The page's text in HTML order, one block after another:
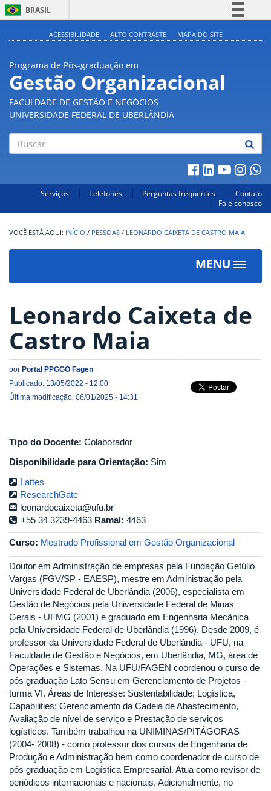
BRASIL
Acesso à informação
ACESSIBILIDADE ALTO CONTRASTE MAPA DO SITE
Programa de Pós-graduação em
Gestão Organizacional
FACULDADE DE GESTÃO E NEGÓCIOS
UNIVERSIDADE FEDERAL DE UBERLÂNDIA
Serviços Telefones Perguntas frequentes
Contato
Fale conosco
INÍCIO / PESSOAS / LEONARDO CAIXETA DE CASTRO MAIA
MENU
Toggle
Leonardo Caixeta de
Castro Maia
por Portal PPGGO Fagen
Publicado: 13/05/2022 - 12:00
Última modificação: 06/01/2025 - 14:31
Tipo do Docente: Colaborador
Disponibilidade para Orientação: Sim
Lattes
ResearchGate
leonardocaixeta@ufu.br
+55 34 3239-4463 Ramal: 4463
Curso: Mestrado Profissional em Gestão Organizacional
Doutor em Administração de empresas pela Fundação Getúlio
Vargas (FGV/SP - EAESP), mestre em Administração pela
Universidade Federal de Uberlândia (2006), especialista em
Gestão de Negócios pela Universidade Federal de Minas
Gerais - UFMG (2001) e graduado em Engenharia Mecânica
pela Universidade Federal de Uberlândia (1996). Desde 2009, é
professor da Universidade Federal de Uberlândia - UFU, na
Faculdade de Gestão e Negócios, em Uberlândia, MG, área de
Operações e Sistemas. Na UFU/FAGEN coordenou o curso de
pós graduação Lato Sensu em Gerenciamento de Projetos -
turma VI. Áreas de Interesse: Sustentabilidade; Logística,
Capabilities; Gerenciamento da Cadeia de Abastecimento,
Avaliação de nível de serviço e Prestação de serviços
logísticos. Também trabalhou na UNIMINAS/PITÁGORAS
(2004- 2008) - como professor dos cursos de Engenharia de
Produção e Administração bem como coordenador de curso de
pós graduação em Logística Empresarial. Atua como revisor de
periódicos internacionais e nacionais, Adicionalmente, no